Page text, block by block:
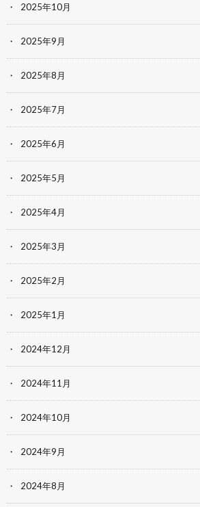
2025年10月
2025年9月
2025年8月
2025年7月
2025年6月
2025年5月
2025年4月
2025年3月
2025年2月
2025年1月
2024年12月
2024年11月
2024年10月
2024年9月
2024年8月